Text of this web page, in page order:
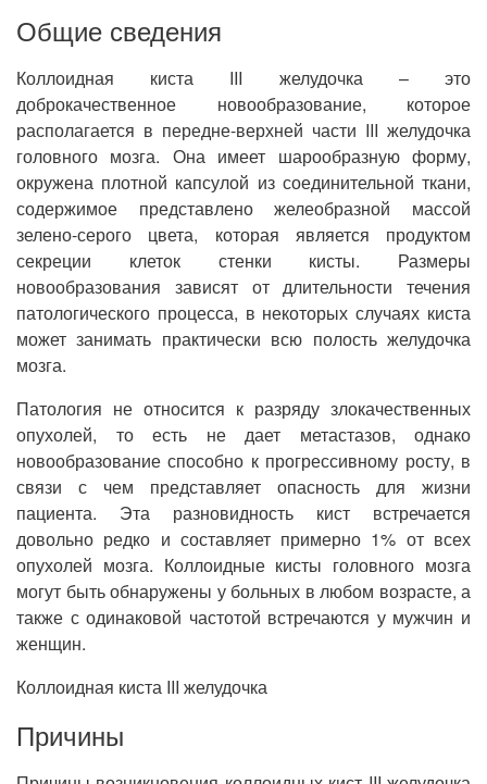
Общие сведения
Коллоидная киста III желудочка – это
доброкачественное новообразование, которое
располагается в передне-верхней части III желудочка
головного мозга. Она имеет шарообразную форму,
окружена плотной капсулой из соединительной ткани,
содержимое представлено желеобразной массой
зелено-серого цвета, которая является продуктом
секреции клеток стенки кисты. Размеры
новообразования зависят от длительности течения
патологического процесса, в некоторых случаях киста
может занимать практически всю полость желудочка
мозга.
Патология не относится к разряду злокачественных
опухолей, то есть не дает метастазов, однако
новообразование способно к прогрессивному росту, в
связи с чем представляет опасность для жизни
пациента. Эта разновидность кист встречается
довольно редко и составляет примерно 1% от всех
опухолей мозга. Коллоидные кисты головного мозга
могут быть обнаружены у больных в любом возрасте, а
также с одинаковой частотой встречаются у мужчин и
женщин.
Коллоидная киста III желудочка
Причины